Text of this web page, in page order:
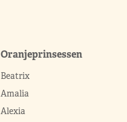
Oranjeprinsessen
Beatrix
Amalia
Alexia